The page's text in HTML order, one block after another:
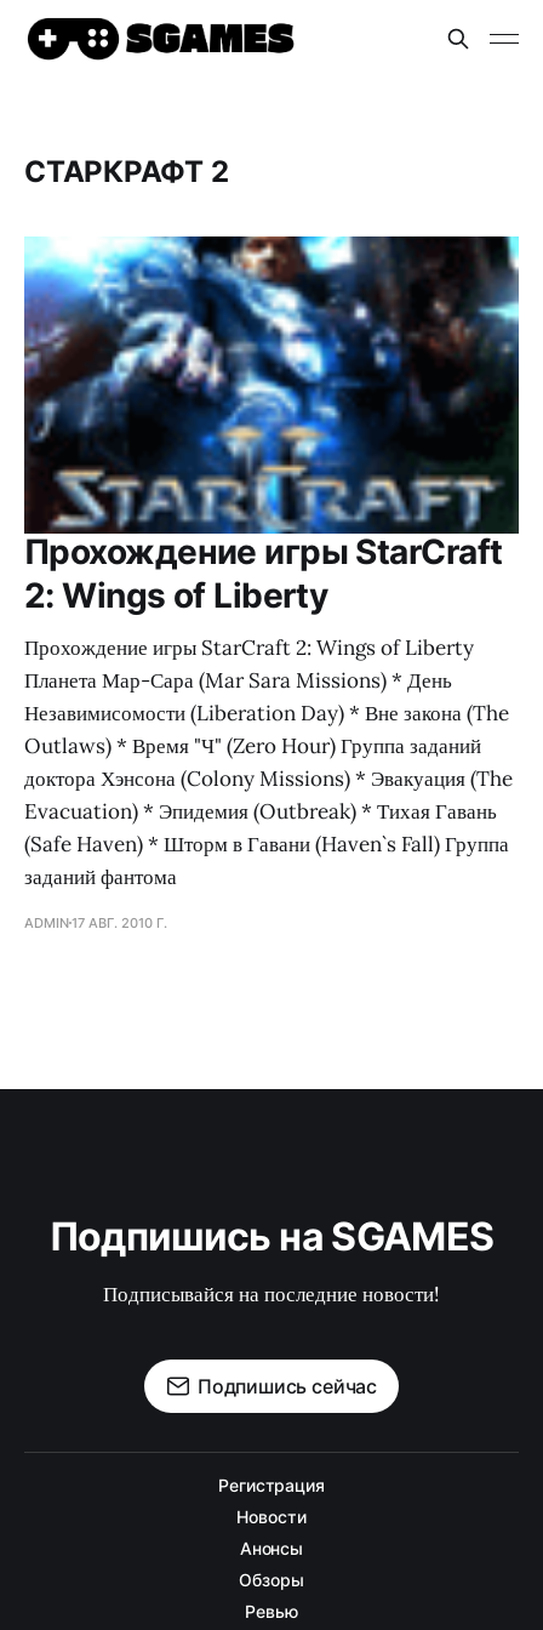
СТАРКРАФТ 2
Прохождение игры StarCraft
2: Wings of Liberty
Прохождение игры StarCraft 2: Wings of Liberty
Планета Мар-Сара (Mar Sara Missions) * День
Незавимисомости (Liberation Day) * Вне закона (The
Outlaws) * Время "Ч" (Zero Hour) Группа заданий
доктора Хэнсона (Colony Missions) * Эвакуация (The
Evacuation) * Эпидемия (Outbreak) * Тихая Гавань
(Safe Haven) * Шторм в Гавани (Haven`s Fall) Группа
заданий фантома
ADMIN17 АВГ. 2010 Г.
Подпишись на SGAMES
Подписывайся на последние новости!
Подпишись сейчас
Регистрация
Новости
Анонсы
Обзоры
Ревью